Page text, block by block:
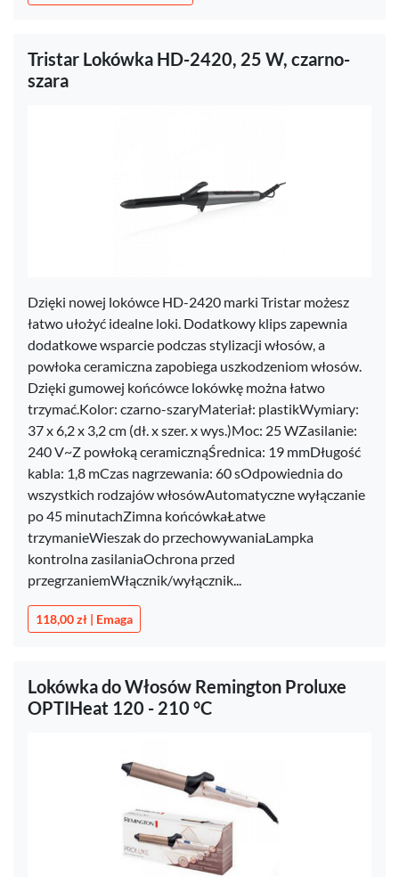
Tristar Lokówka HD-2420, 25 W, czarno-
szara
Dzięki nowej lokówce HD-2420 marki Tristar możesz
łatwo ułożyć idealne loki. Dodatkowy klips zapewnia
dodatkowe wsparcie podczas stylizacji włosów, a
powłoka ceramiczna zapobiega uszkodzeniom włosów.
Dzięki gumowej końcówce lokówkę można łatwo
trzymać.Kolor: czarno-szaryMateriał: plastikWymiary:
37 x 6,2 x 3,2 cm (dł. x szer. x wys.)Moc: 25 WZasilanie:
240 V~Z powłoką ceramicznąŚrednica: 19 mmDługość
kabla: 1,8 mCzas nagrzewania: 60 sOdpowiednia do
wszystkich rodzajów włosówAutomatyczne wyłączanie
po 45 minutachZimna końcówkaŁatwe
trzymanieWieszak do przechowywaniaLampka
kontrolna zasilaniaOchrona przed
przegrzaniemWłącznik/wyłącznik...
118,00 zł | Emaga
Lokówka do Włosów Remington Proluxe
OPTIHeat 120 - 210 °C